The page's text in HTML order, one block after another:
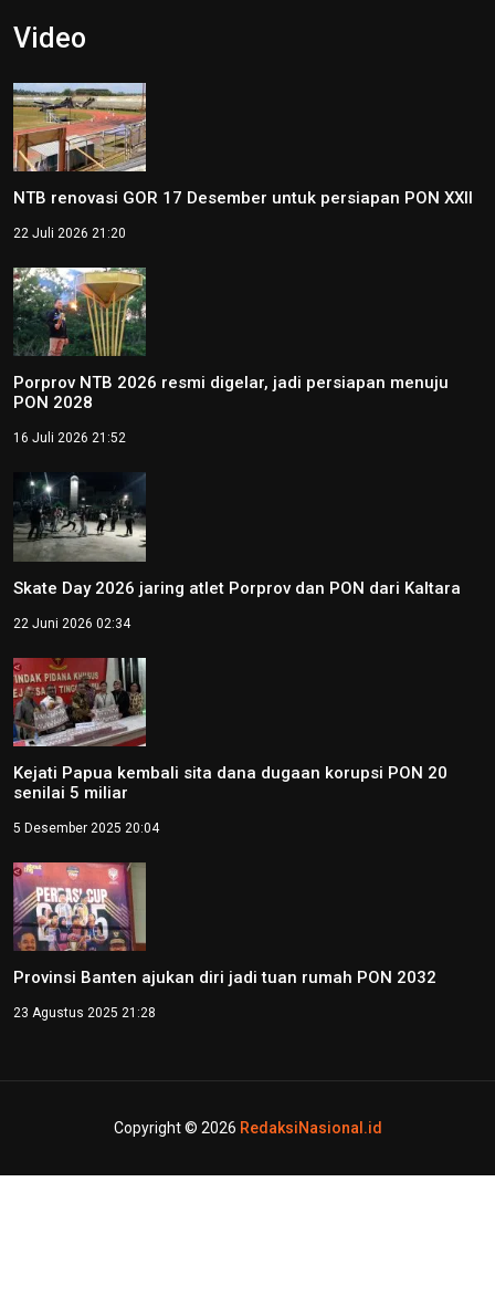
Video
NTB renovasi GOR 17 Desember untuk persiapan PON XXII
22 Juli 2026 21:20
Porprov NTB 2026 resmi digelar, jadi persiapan menuju
PON 2028
16 Juli 2026 21:52
Skate Day 2026 jaring atlet Porprov dan PON dari Kaltara
22 Juni 2026 02:34
Kejati Papua kembali sita dana dugaan korupsi PON 20
senilai 5 miliar
5 Desember 2025 20:04
Provinsi Banten ajukan diri jadi tuan rumah PON 2032
23 Agustus 2025 21:28
Copyright © 2026 RedaksiNasional.id